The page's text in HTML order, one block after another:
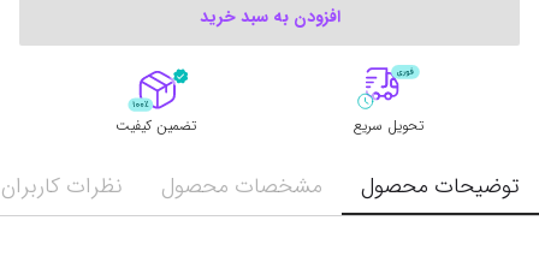
افزودن به سبد خرید
تحویل سریع تضمین کیفیت
توضیحات محصول مشخصات محصول نظرات کاربران